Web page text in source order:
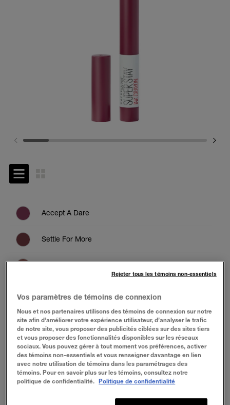
Accept A Dare
Settle For More
Enjoy The View
Hustle In Heels
Change Is Good
Keep It Fun
ESSAYER
BUY NOW
À PROPOS
Vos paramètres de témoins de connexion
Nous et nos partenaires utilisons des témoins de connexion sur notre
site afin d’améliorer votre expérience utilisateur, d’analyser le trafic
de notre site, vous proposer des publicités ciblées sur des sites tiers
et vous proposer des fonctionnalités disponibles sur les réseaux
sociaux. Vous pouvez gérer à tout moment vos préférences, activer
des témoins non-essentiels et vous renseigner davantage en lien
avec notre utilisation de témoins dans les paramétrages des
témoins. Pour en savoir plus sur les témoins, consultez notre
politique de confidentialité.
Politique de confidentialité
Rejeter tous les témoins non-essentiels